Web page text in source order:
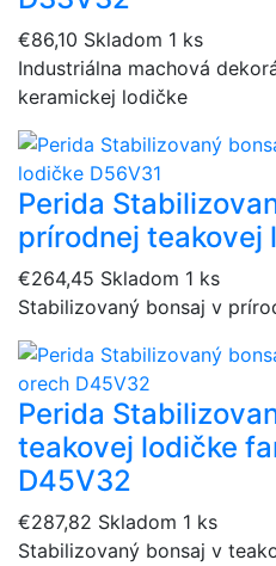
€86,10 Skladom 1 ks
Industriálna machová
keramickej lodičke
Perida
prírodnej teakovej
€264,45 Skladom 1 ks
Stabilizovaný bonsaj v
Perida
teakovej lodičke
D45V32
€287,82 Skladom 1 ks
Stabilizovaný bonsaj v